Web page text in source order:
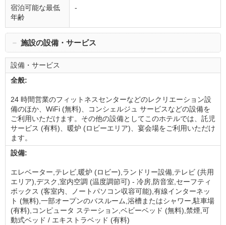
宿泊可能な最低
年齢
-
－ 施設の設備・サービス
設備・サービス
全般:
24 時間営業のフィットネスセンターなどのレクリエーション設
備のほか、WiFi (無料)、コンシェルジュ サービスなどの設備を
ご利用いただけます。その他の設備としてこのホテルでは、託児
サービス (有料)、暖炉 (ロビーエリア)、宴会場をご利用いただけ
ます。
設備:
エレベーター,テレビ,暖炉 (ロビー),ランドリー設備,テレビ (共用
エリア),デスク,室内空調 (温度調節可) - 冷房,防音室,セーフティ
ボックス (客室内、ノートパソコン収容可能),有線インターネッ
ト (無料),一部オープンのバスルーム,浴槽またはシャワー,駐車場
(有料),コンピュータ ステーション,ベビーベッド (無料),禁煙,可
動式ベッド / エキストラベッド (有料)